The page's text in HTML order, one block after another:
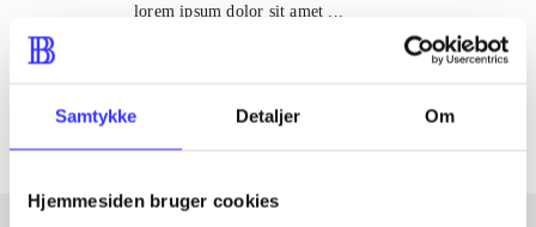
Samtykke Detaljer Om
Hjemmesiden bruger cookies
lorem ipsum dolor sit amet ...